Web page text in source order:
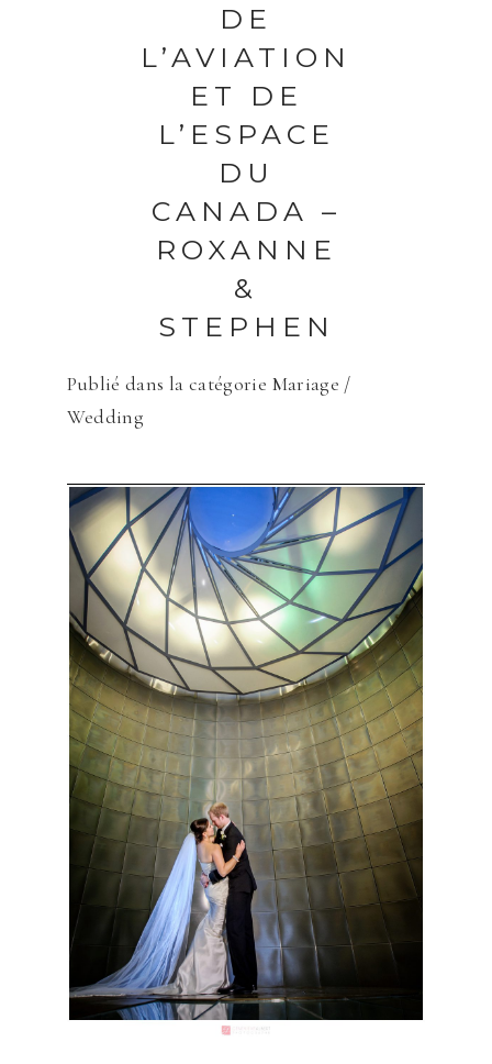
DE
L’AVIATION
ET DE
L’ESPACE
DU
CANADA –
ROXANNE
&
STEPHEN
Publié dans la catégorie Mariage /
Wedding